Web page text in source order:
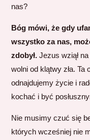
nas?
Bóg mówi, że gdy
wszystko za nas,
zdobył. Jezus wziął
wolni od klątwy zła.
odnajdujemy życie i
kochać i być
Nie musimy czuć się
których wcześniej nie